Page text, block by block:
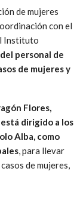
con el
Instituto
personal de
de mujeres y
Flores,
dirigido a los
Alba, como
, para llevar
de mujeres,